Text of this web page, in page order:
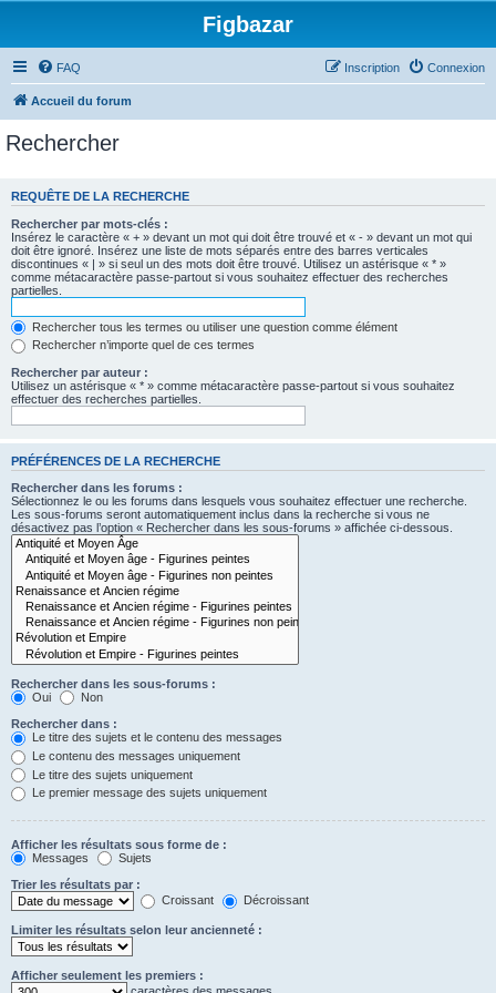
Figbazar
FAQ Connexion
Inscription
Accueil du forum
Rechercher
REQUÊTE DE LA RECHERCHE
Rechercher par mots-clés :
Insérez le caractère « + » devant un mot qui doit être trouvé et « - » devant un mot qui
doit être ignoré. Insérez une liste de mots séparés entre des barres verticales
discontinues « | » si seul un des mots doit être trouvé. Utilisez un astérisque « * »
comme métacaractère passe-partout si vous souhaitez effectuer des recherches
partielles.
Rechercher tous les termes ou utiliser une question comme élément
Rechercher n’importe quel de ces termes
Rechercher par auteur :
Utilisez un astérisque « * » comme métacaractère passe-partout si vous souhaitez
effectuer des recherches partielles.
PRÉFÉRENCES DE LA RECHERCHE
Rechercher dans les forums :
Sélectionnez le ou les forums dans lesquels vous souhaitez effectuer une recherche.
Les sous-forums seront automatiquement inclus dans la recherche si vous ne
désactivez pas l’option « Rechercher dans les sous-forums » affichée ci-dessous.
Rechercher dans les sous-forums :
Oui
Non
Rechercher dans :
Le titre des sujets et le contenu des messages
Le contenu des messages uniquement
Le titre des sujets uniquement
Le premier message des sujets uniquement
Afficher les résultats sous forme de :
Messages
Sujets
Trier les résultats par :
Croissant
Décroissant
Limiter les résultats selon leur ancienneté :
Afficher seulement les premiers :